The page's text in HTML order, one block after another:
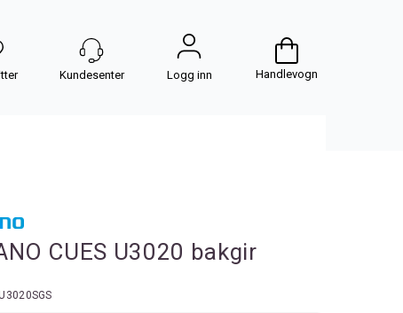
Logg inn Handlevogn
CUES U3020 bakgir